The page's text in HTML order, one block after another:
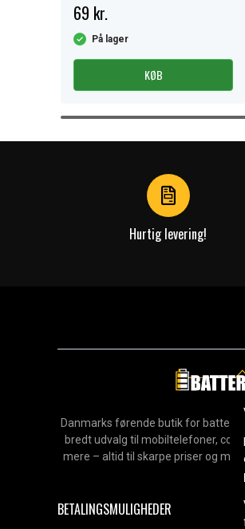
69 kr.
På lager
KØB
Item
Hurtig levering!
Danmarks førende butik for
bredt udvalg til mobiltelefoner,
mere – altid til skarpe priser og
BETALINGSMULIGHEDER